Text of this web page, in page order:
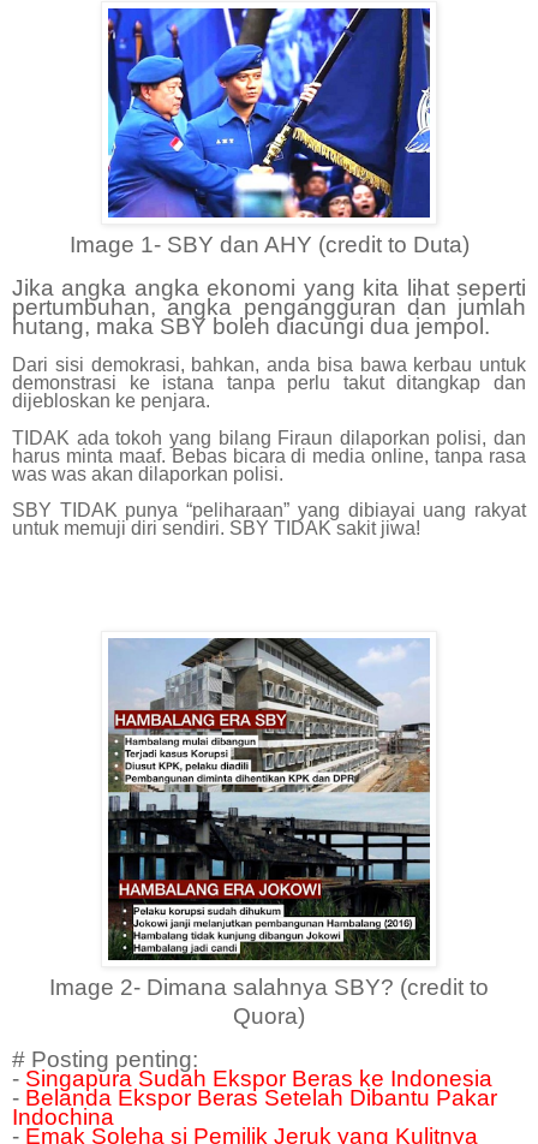
Image 1- SBY dan AHY (credit to Duta)
Jika angka angka ekonomi yang kita lihat seperti
pertumbuhan, angka pengangguran dan jumlah
hutang, maka SBY boleh diacungi dua jempol.
Dari sisi demokrasi, bahkan, anda bisa bawa kerbau untuk
demonstrasi ke istana tanpa perlu takut ditangkap dan
dijebloskan ke penjara.
TIDAK ada tokoh yang bilang Firaun dilaporkan polisi, dan
harus minta maaf. Bebas bicara di media online, tanpa rasa
was was akan dilaporkan polisi.
SBY TIDAK punya “peliharaan” yang dibiayai uang rakyat
untuk memuji diri sendiri. SBY TIDAK sakit jiwa!
Image 2- Dimana salahnya SBY? (credit to
Quora)
# Posting penting:
- Singapura Sudah Ekspor Beras ke Indonesia
- Belanda Ekspor Beras Setelah Dibantu Pakar
Indochina
- Emak Soleha si Pemilik Jeruk yang Kulitnya